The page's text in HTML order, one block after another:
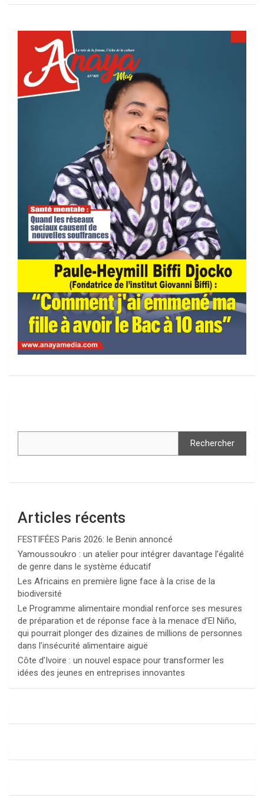
Rechercher
Articles récents
FESTIFÉES Paris 2026: le Benin annoncé
Yamoussoukro : un atelier pour intégrer davantage l’égalité
de genre dans le système éducatif
Les Africains en première ligne face à la crise de la
biodiversité
Le Programme alimentaire mondial renforce ses mesures
de préparation et de réponse face à la menace d’El Niño,
qui pourrait plonger des dizaines de millions de personnes
dans l’insécurité alimentaire aiguë
Côte d’Ivoire : un nouvel espace pour transformer les
idées des jeunes en entreprises innovantes